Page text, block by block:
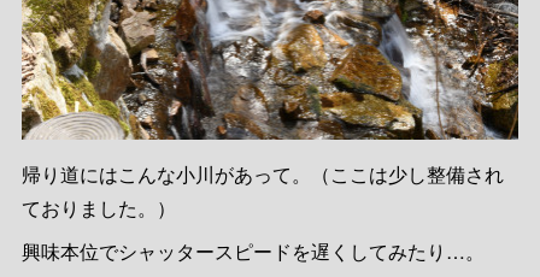
帰り道にはこんな小川があって。（ここは少し整備され
ておりました。）
興味本位でシャッタースピードを遅くしてみたり…。